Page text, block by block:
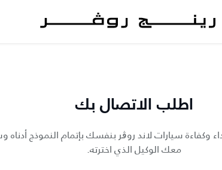
اطلب الاتصال بك
وكفاءة سيارات لاند روڨر بنفسك بإتمام النموذج
معك الوكيل الذي اخترته.